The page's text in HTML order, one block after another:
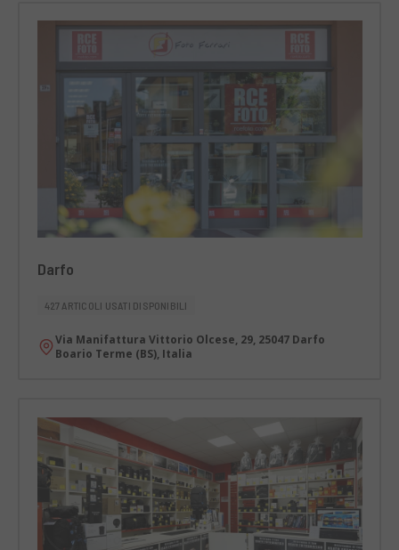
Darfo
427 ARTICOLI USATI DISPONIBILI
Via Manifattura Vittorio Olcese, 29, 25047 Darfo
Boario Terme (BS), Italia